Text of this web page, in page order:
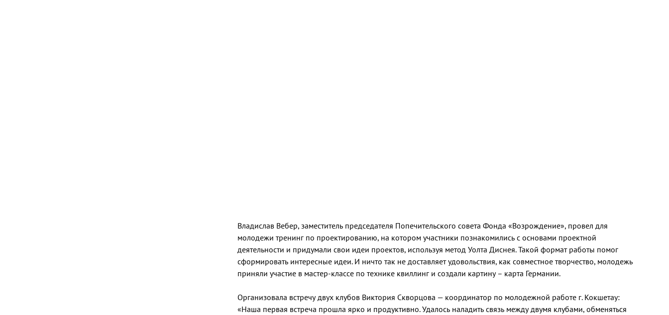
Владислав Вебер, заместитель председателя Попечительского совета Фонда «Возрождение», провел для
молодежи тренинг по проектированию, на котором участники познакомились с основами проектной
деятельности и придумали свои идеи проектов, используя метод Уолта Диснея. Такой формат работы помог
сформировать интересные идеи. И ничто так не доставляет удовольствия, как совместное творчество, молодежь
приняли участие в мастер-классе по технике квиллинг и создали картину – карта Германии.
Организовала встречу двух клубов Виктория Скворцова — координатор по молодежной работе г. Кокшетау:
«Наша первая встреча прошла ярко и продуктивно. Удалось наладить связь между двумя клубами, обменяться